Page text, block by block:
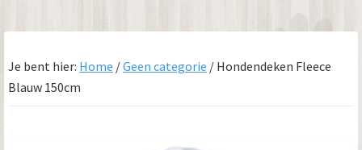
Je bent hier: Home /Geen categorie / Hondendeken Fleece
Blauw 150cm